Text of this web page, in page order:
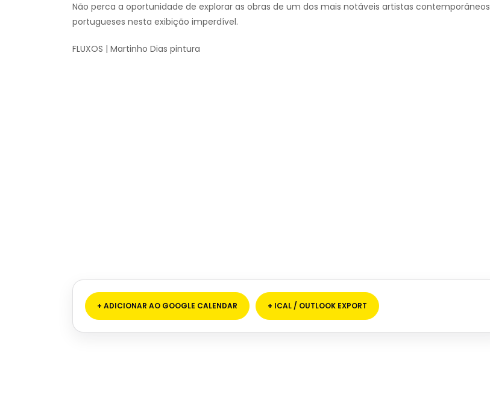
Não perca a oportunidade de explorar as obras de um dos mais notáveis artistas contemporâneos
portugueses nesta exibição imperdível.
FLUXOS | Martinho Dias pintura
+ ADICIONAR AO GOOGLE CALENDAR + ICAL / OUTLOOK EXPORT